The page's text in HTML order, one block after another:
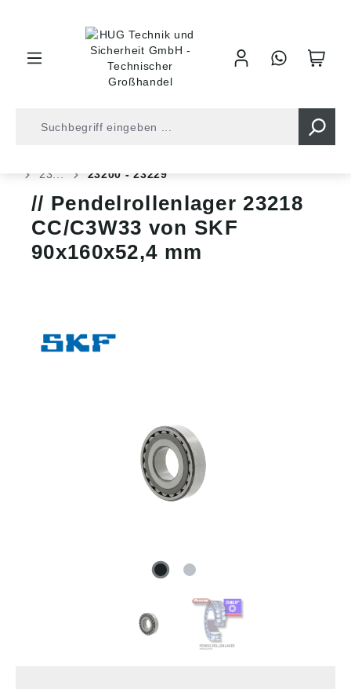
23...
23200 - 23229
Pendelrollenlager 23218
CC/C3W33 von SKF
90x160x52,4 mm